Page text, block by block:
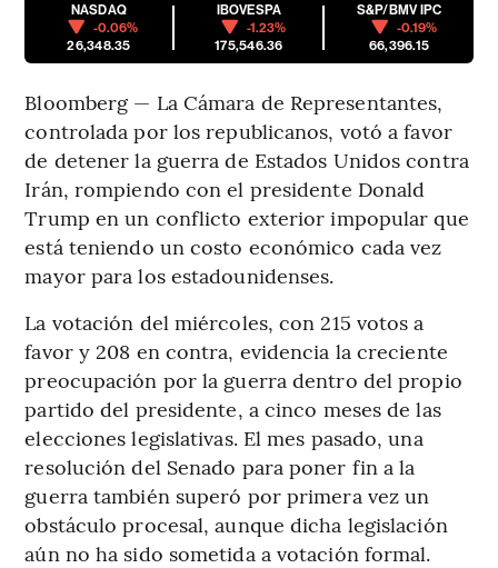
NASDAQ
-0.06%
26,348.35
IBOVESPA
-1.23%
175,546.36
S&P/BMV IPC
-0.19%
66,396.15
Bloomberg — La Cámara de Representantes,
controlada por los republicanos, votó a favor
de detener la guerra de Estados Unidos contra
Irán, rompiendo con el presidente Donald
Trump en un conflicto exterior impopular que
está teniendo un costo económico cada vez
mayor para los estadounidenses.
La votación del miércoles, con 215 votos a
favor y 208 en contra, evidencia la creciente
preocupación por la guerra dentro del propio
partido del presidente, a cinco meses de las
elecciones legislativas. El mes pasado, una
resolución del Senado para poner fin a la
guerra también superó por primera vez un
obstáculo procesal, aunque dicha legislación
aún no ha sido sometida a votación formal.